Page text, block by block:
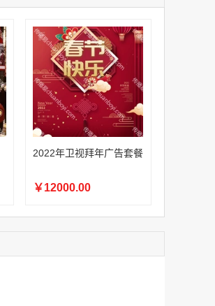
￥27600.00
香港双层巴士车身广告（含车顶）
￥77000.00
2022年卫视拜年广告套餐
￥12000.00